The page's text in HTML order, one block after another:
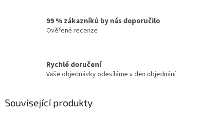
99 % zákazníků by nás doporučilo
Ověřené recenze
Rychlé doručení
Vaše objednávky odesíláme v den objednání
Související produkty